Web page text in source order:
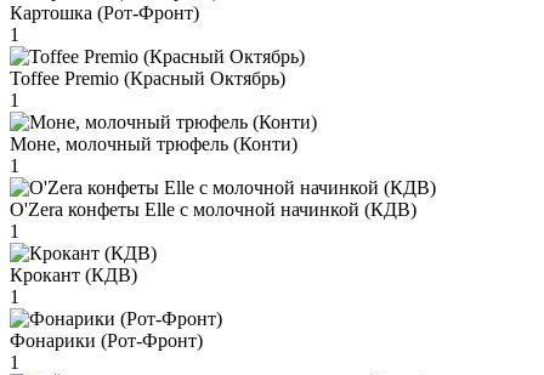
Картошка (Рот-Фронт)
1
Toffee Premio (Красный Октябрь)
1
Моне, молочный трюфель (Конти)
1
O'Zera конфеты Elle с молочной начинкой (КДВ)
1
Крокант (КДВ)
1
Фонарики (Рот-Фронт)
1